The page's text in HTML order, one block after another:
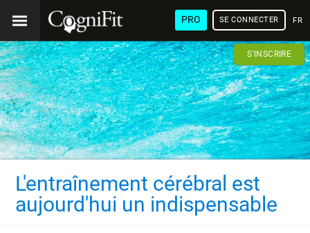
PRO SE CONNECTER
S'INSCRIRE
L'entraînement cérébral est
aujourd'hui un indispensable